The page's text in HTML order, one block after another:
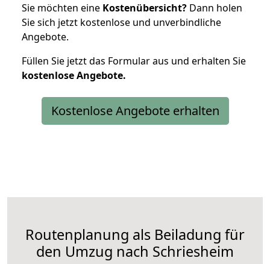
Sie möchten eine Kostenübersicht? Dann holen
Sie sich jetzt kostenlose und unverbindliche
Angebote.
Füllen Sie jetzt das Formular aus und erhalten Sie
kostenloseAngebote.
Kostenlose Angebote erhalten
Routenplanung als Beiladung für
den Umzug nach Schriesheim